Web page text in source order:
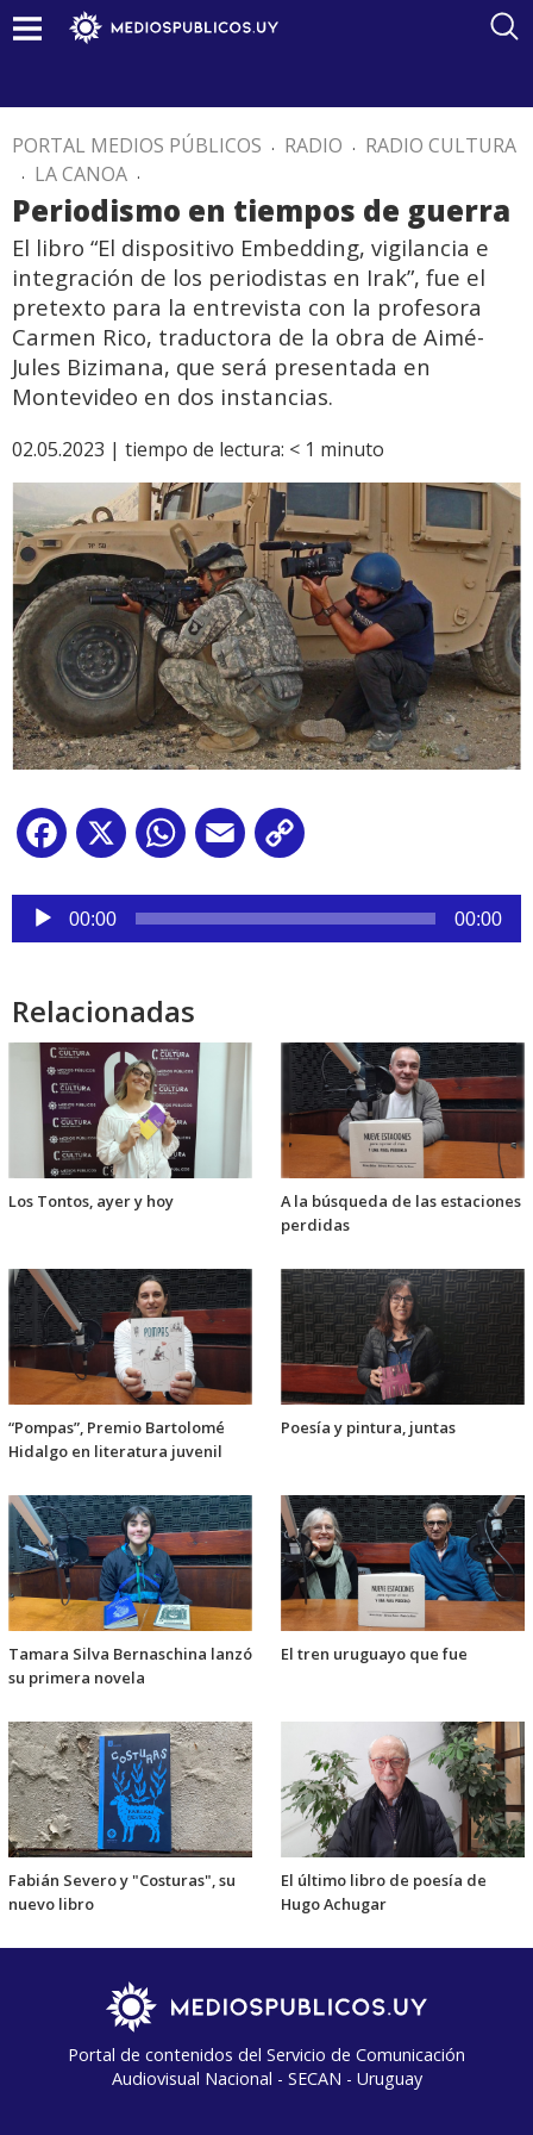
PORTAL MEDIOS PÚBLICOS . RADIO . RADIO CULTURA
. LA CANOA .
Periodismo en tiempos de guerra
El libro “El dispositivo Embedding, vigilancia e
integración de los periodistas en Irak”, fue el
pretexto para la entrevista con la profesora
Carmen Rico, traductora de la obra de Aimé-
Jules Bizimana, que será presentada en
Montevideo en dos instancias.
02.05.2023 | tiempo de lectura: < 1 minuto
Facebook
X WhatsApp
Email
Reproductor
audio
00:00 00:00
Relacionadas
Los Tontos, ayer y hoy
A la búsqueda de las estaciones
perdidas
“Pompas”, Premio Bartolomé
Hidalgo en literatura juvenil
Poesía y pintura, juntas
Tamara Silva Bernaschina lanzó
su primera novela
El tren uruguayo que fue
Fabián Severo y "Costuras", su
nuevo libro
El último libro de poesía de
Hugo Achugar
Portal de contenidos del Servicio de Comunicación
Audiovisual Nacional - SECAN - Uruguay